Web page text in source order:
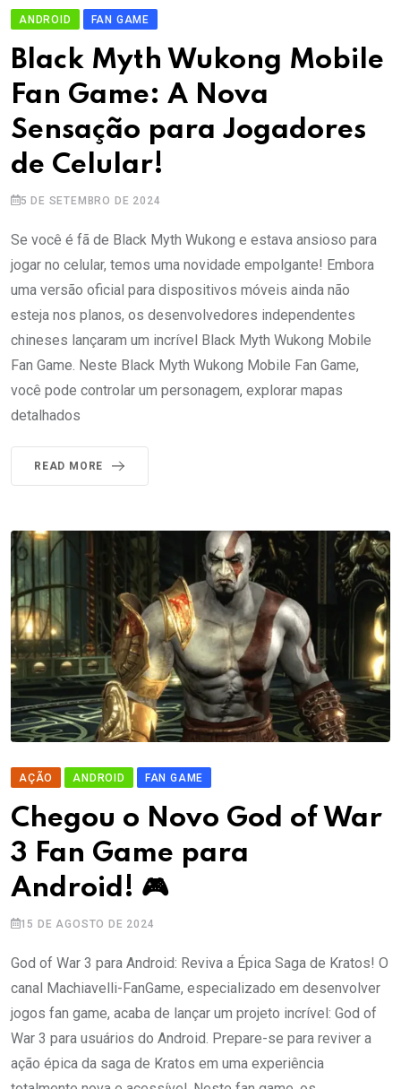
ANDROID FAN GAME
Black Myth Wukong Mobile
Fan Game: A Nova
Sensação para Jogadores
de Celular!
5 DE SETEMBRO DE 2024
Se você é fã de Black Myth Wukong e estava ansioso para
jogar no celular, temos uma novidade empolgante! Embora
uma versão oficial para dispositivos móveis ainda não
esteja nos planos, os desenvolvedores independentes
chineses lançaram um incrível Black Myth Wukong Mobile
Fan Game. Neste Black Myth Wukong Mobile Fan Game,
você pode controlar um personagem, explorar mapas
detalhados
READ MORE
AÇÃO ANDROID FAN GAME
Chegou o Novo God of War
3 Fan Game para
Android! 🎮
15 DE AGOSTO DE 2024
God of War 3 para Android: Reviva a Épica Saga de Kratos! O
canal Machiavelli-FanGame, especializado em desenvolver
jogos fan game, acaba de lançar um projeto incrível: God of
War 3 para usuários do Android. Prepare-se para reviver a
ação épica da saga de Kratos em uma experiência